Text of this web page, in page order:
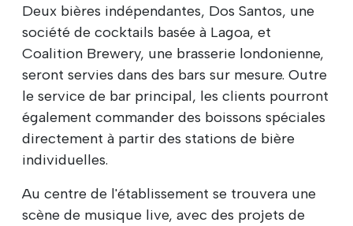
Deux bières indépendantes, Dos Santos, une
société de cocktails basée à Lagoa, et
Coalition Brewery, une brasserie londonienne,
seront servies dans des bars sur mesure. Outre
le service de bar principal, les clients pourront
également commander des boissons spéciales
directement à partir des stations de bière
individuelles.
Au centre de l'établissement se trouvera une
scène de musique live, avec des projets de